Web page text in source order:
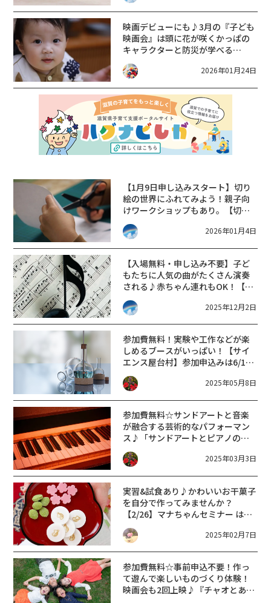
映画デビューにも♪3月の『子ども
映画会』は頭に花が咲くかっぱの
キャラクターと防災が学べる
☆【大津市生涯学習センター】
〈2/28.3/29〉
2026年01月24日
【1月9日申し込みスタート】切り
絵の世界にふれてみよう！親子向
けワークショップもあり。【切り
絵作家 早川鉄兵 作品展とワークシ
ョップ】
2026年01月4日
【入場無料・申し込み不要】子ど
もたちに人気の曲がたくさん演奏
される♪赤ちゃん連れもOK！【0
歳からのファミリーコンサート】
2025年12月2日
参加費無料！実験や工作などが楽
しめるブースがいっぱい！【サイ
エンス屋台村】参加申込みは6/1ス
タート☆
2025年05月8日
参加費無料☆サンドアートと音楽
が融合する芸術的なパフォーマン
ス♪「サンドアートとピアノの特
別ライブ」が開催されます！
2025年03月3日
実習&試食あり♪かわいいお干菓子
を自分で作ってみませんか？
【2/26】マナちゃんセミナー はじ
めての干菓子 季節のお干菓子をつ
くりましょう【大津市生涯学習セ
2025年02月7日
参加費無料☆事前申込不要！作っ
て遊んで楽しいものづくり体験！
映画会も2回上映♪『チャオとあそ